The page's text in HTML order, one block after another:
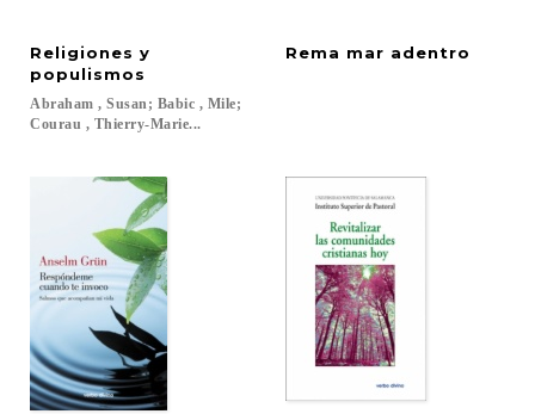
Religiones y
populismos
Abraham , Susan; Babic , Mile;
Courau , Thierry-Marie...
Rema mar adentro